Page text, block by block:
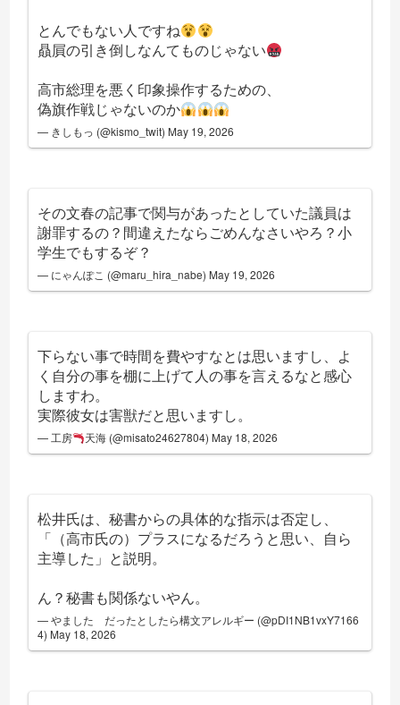
とんでもない人ですね
贔屓の引き倒しなんてものじゃない
高市総理を悪く印象操作するための、
偽旗作戦じゃないのか
— きしもっ (@kismo_twit) May 19, 2026
その文春の記事で関与があったとしていた議員は
謝罪するの？間違えたならごめんなさいやろ？小
学生でもするぞ？
— にゃんぽこ (@maru_hira_nabe) May 19, 2026
下らない事で時間を費やすなとは思いますし、よ
く自分の事を棚に上げて人の事を言えるなと感心
しますわ。
実際彼女は害獣だと思いますし。
— 工房 天海 (@misato24627804) May 18, 2026
松井氏は、秘書からの具体的な指示は否定し、
「（高市氏の）プラスになるだろうと思い、自ら
主導した」と説明。
ん？秘書も関係ないやん。
— やました だったとしたら構文アレルギー (@pDI1NB1vxY7166
4) May 18, 2026